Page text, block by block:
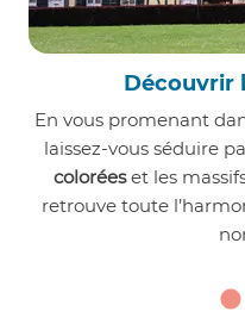
Découvrir
En vous promenant
laissez-vous séduire
coloréeset les
retrouve toute